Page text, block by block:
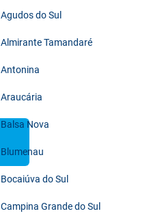
Agudos do Sul
Almirante Tamandaré
Antonina
Araucária
Balsa Nova
Blumenau
Bocaiúva do Sul
Campina Grande do Sul